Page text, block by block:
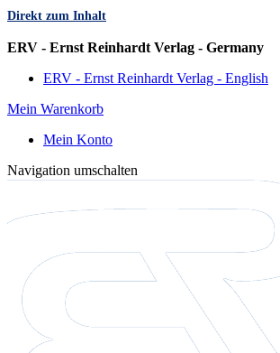
Direkt zum Inhalt
ERV - Ernst Reinhardt Verlag - Germany
ERV - Ernst Reinhardt Verlag - English
Mein Warenkorb
Mein Konto
Navigation umschalten